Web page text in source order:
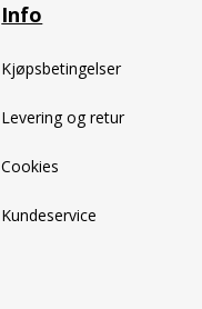
Info
Kjøpsbetingelser
Levering og retur
Cookies
Kundeservice